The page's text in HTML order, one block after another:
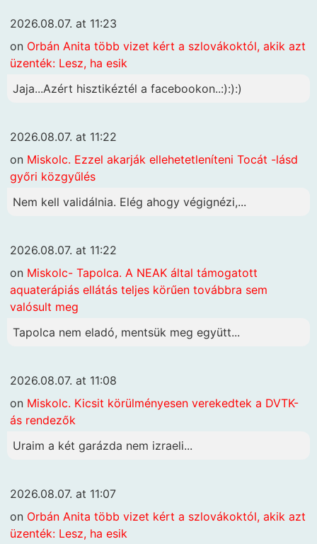
2026.08.07. at 11:23
on Orbán Anita több vizet kért a szlovákoktól, akik azt
üzenték: Lesz, ha esik
Jaja...Azért hisztikéztél a facebookon..:):):)
2026.08.07. at 11:22
on Miskolc. Ezzel akarják ellehetetleníteni Tocát -lásd
győri közgyűlés
Nem kell validálnia. Elég ahogy végignézi,...
2026.08.07. at 11:22
on Miskolc- Tapolca. A NEAK által támogatott
aquaterápiás ellátás teljes körűen továbbra sem
valósult meg
Tapolca nem eladó, mentsük meg együtt...
2026.08.07. at 11:08
on Miskolc. Kicsit körülményesen verekedtek a DVTK-
ás rendezők
Uraim a két garázda nem izraeli...
2026.08.07. at 11:07
on Orbán Anita több vizet kért a szlovákoktól, akik azt
üzenték: Lesz, ha esik